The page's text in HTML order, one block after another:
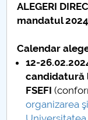
Admitere
Senat
Facultăți
ALEGERI
mandatul
Calendar
12-
candidatură
FSEFI
organizarea